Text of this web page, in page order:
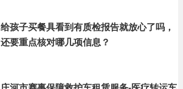
给孩子买餐具看到有质检报告就放心了吗，
还要重点核对哪几项信息？